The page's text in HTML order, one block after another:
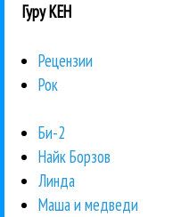
Гуру КЕН
Рецензии
Рок
Би-2
Найк Борзов
Линда
Маша и медведи